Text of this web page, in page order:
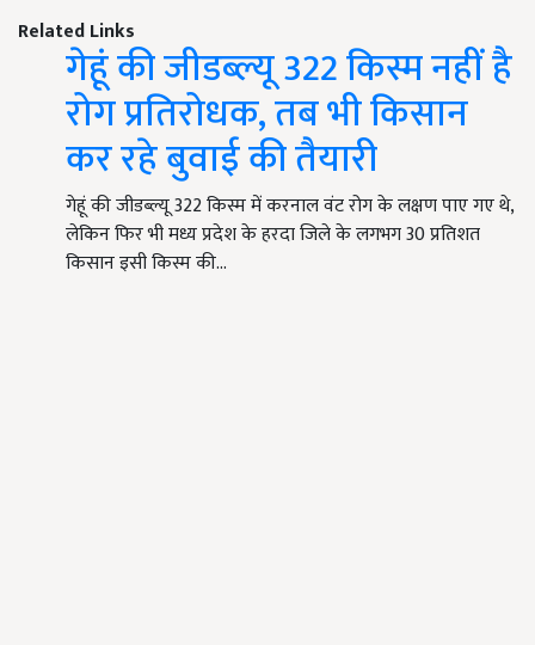
Related Links
गेहूं की जीडब्ल्यू 322 किस्म नहीं है
रोग प्रतिरोधक, तब भी किसान
कर रहे बुवाई की तैयारी
गेहूं की जीडब्ल्यू 322 किस्म में करनाल वंट रोग के लक्षण पाए गए थे,
लेकिन फिर भी मध्य प्रदेश के हरदा जिले के लगभग 30 प्रतिशत
किसान इसी किस्म की…